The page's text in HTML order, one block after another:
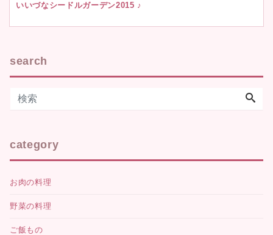
いいづなシードルガーデン2015 ♪
search
category
お肉の料理
野菜の料理
ご飯もの